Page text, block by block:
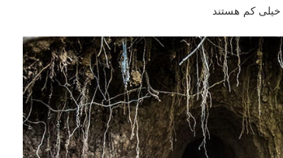
خیلی کم هستند